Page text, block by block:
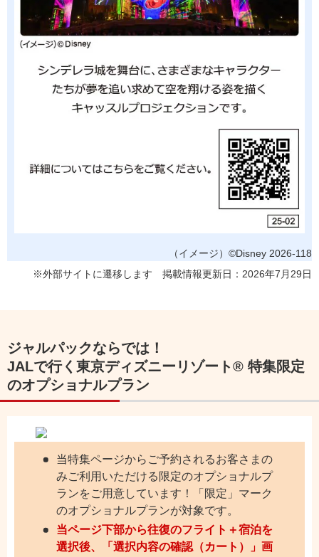
（イメージ）©Disney 2026-118
※外部サイトに遷移します 掲載情報更新日：2026年7月29日
ジャルパックならでは！
JALで行く東京ディズニーリゾート® 特集限定
のオプショナルプラン
当特集ページからご予約されるお客さまの
みご利用いただける限定のオプショナルプ
ランをご用意しています！「限定」マーク
のオプショナルプランが対象です。
当ページ下部から往復のフライト＋宿泊を
選択後、「選択内容の確認（カート）」画